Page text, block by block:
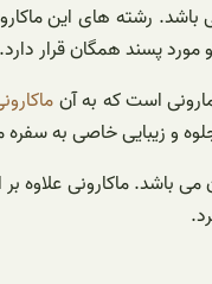
باشد. رشته های این
پسند همگان قرار دارد.
است که به آن
و زیبایی خاصی به
باشد. ماکارونی